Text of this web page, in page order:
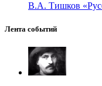
В.А. Тишков
Лента событий